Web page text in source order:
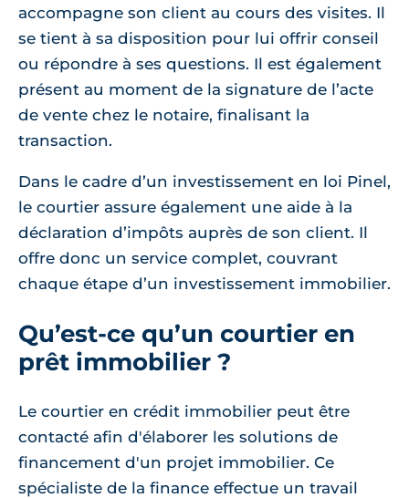
accompagne son client au cours des visites. Il
se tient à sa disposition pour lui offrir conseil
ou répondre à ses questions. Il est également
présent au moment de la signature de l’acte
de vente chez le notaire, finalisant la
transaction.
Dans le cadre d’un investissement en loi Pinel,
le courtier assure également une aide à la
déclaration d’impôts auprès de son client. Il
offre donc un service complet, couvrant
chaque étape d’un investissement immobilier.
Qu’est-ce qu’un courtier en
prêt immobilier ?
Le courtier en crédit immobilier peut être
contacté afin d'élaborer les solutions de
financement d'un projet immobilier. Ce
spécialiste de la finance effectue un travail